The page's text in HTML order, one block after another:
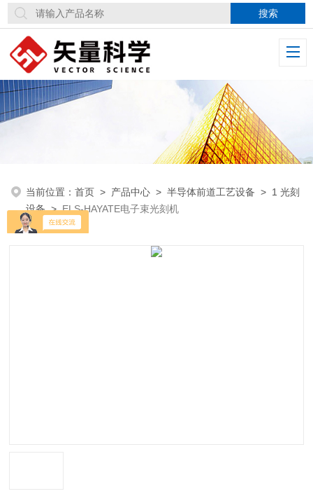
当前位置：首页 > 产品中心 >半导体前道工艺设备 > 1 光刻
设备>ELS-HAYATE电子束光刻机